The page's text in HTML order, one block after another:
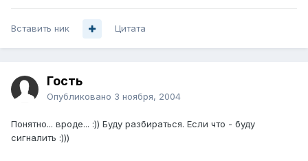
Вставить ник Цитата
Гость
Опубликовано 3 ноября, 2004
Понятно... вроде... :)) Буду разбираться. Если что - буду
сигналить :)))